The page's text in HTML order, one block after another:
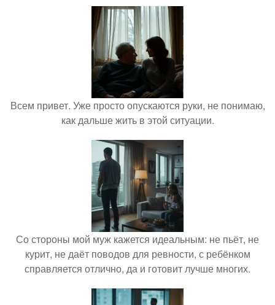
Всем привет. Уже просто опускаются руки, не понимаю,
как дальше жить в этой ситуации.
Со стороны мой муж кажется идеальным: не пьёт, не
курит, не даёт поводов для ревности, с ребёнком
справляется отлично, да и готовит лучше многих.